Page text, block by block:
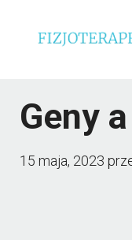
Geny
15 maja, 2023